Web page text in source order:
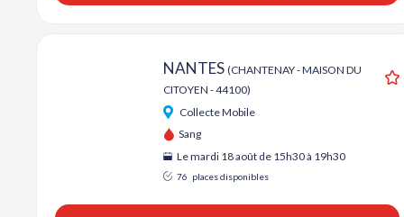
NANTES (CHANTENAY - MAISON DU
CITOYEN - 44100)
Collecte Mobile
Sang
Le mardi 18 août de 15h30 à 19h30
76 places disponibles